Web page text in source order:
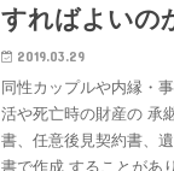
すればよいの
2019.03.29
同性カップルや内縁・
活や死亡時の財産の 承
書、任意後見契約書、
書で作成 することがあ